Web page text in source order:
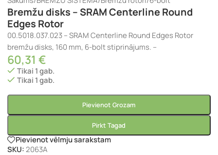
Bremžu disks – SRAM Centerline Round
Edges Rotor
00.5018.037.023 – SRAM Centerline Round Edges Rotor
bremžu disks, 160 mm, 6-bolt stiprinājums. –
60,31 €
Tikai 1 gab.
Tikai 1 gab.
Pievienot Grozam
Pirkt Tagad
Pievienot vēlmju sarakstam
SKU:2063A